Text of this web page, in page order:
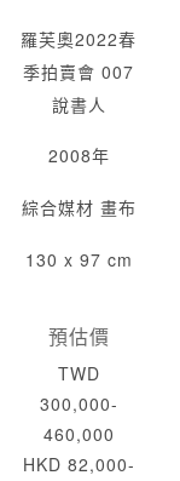
羅芙奧2022春
季拍賣會 007
說書人
2008年
綜合媒材 畫布
130 x 97 cm
預估價
TWD
300,000-
460,000
HKD 82,000-